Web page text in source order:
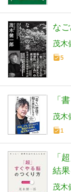
な
茂木
5
「
茂木
1
「
結
茂木